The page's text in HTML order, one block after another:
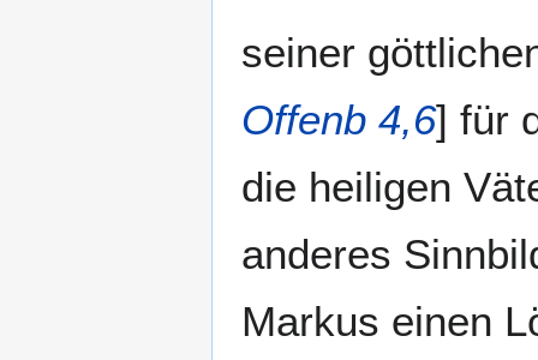
seiner
Offenb 4,6] für
die heiligen
anderes
Markus einen